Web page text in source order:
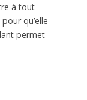
à tout
qu’elle
permet